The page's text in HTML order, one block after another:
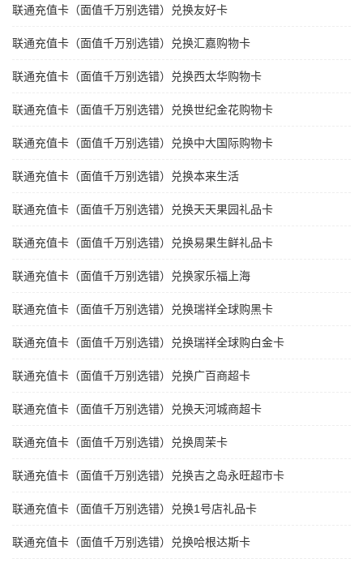
联通充值卡（面值千万别选错）兑换友好卡
联通充值卡（面值千万别选错）兑换汇嘉购物卡
联通充值卡（面值千万别选错）兑换西太华购物卡
联通充值卡（面值千万别选错）兑换世纪金花购物卡
联通充值卡（面值千万别选错）兑换中大国际购物卡
联通充值卡（面值千万别选错）兑换本来生活
联通充值卡（面值千万别选错）兑换天天果园礼品卡
联通充值卡（面值千万别选错）兑换易果生鲜礼品卡
联通充值卡（面值千万别选错）兑换家乐福上海
联通充值卡（面值千万别选错）兑换瑞祥全球购黑卡
联通充值卡（面值千万别选错）兑换瑞祥全球购白金卡
联通充值卡（面值千万别选错）兑换广百商超卡
联通充值卡（面值千万别选错）兑换天河城商超卡
联通充值卡（面值千万别选错）兑换周茉卡
联通充值卡（面值千万别选错）兑换吉之岛永旺超市卡
联通充值卡（面值千万别选错）兑换1号店礼品卡
联通充值卡（面值千万别选错）兑换哈根达斯卡